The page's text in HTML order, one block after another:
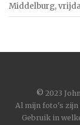
Middelburg,
© 2023
Al mijn foto's zijn
Gebruik in